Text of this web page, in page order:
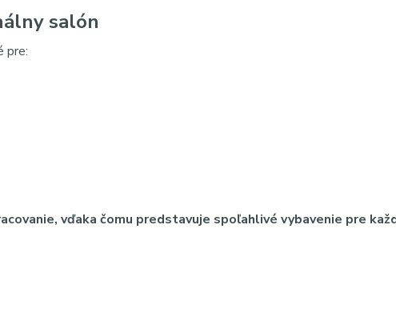
salón
pre:
vďaka čomu predstavuje spoľahlivé vybavenie pre